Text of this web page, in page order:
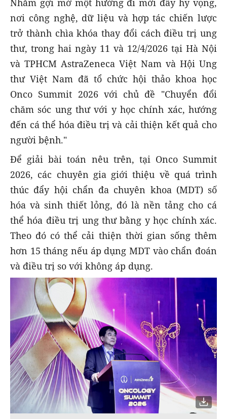
Nhằm gợi mở một hướng đi mới đầy hy vọng,
nơi công nghệ, dữ liệu và hợp tác chiến lược
trở thành chìa khóa thay đổi cách điều trị ung
thư, trong hai ngày 11 và 12/4/2026 tại Hà Nội
và TPHCM AstraZeneca Việt Nam và Hội Ung
thư Việt Nam đã tổ chức hội thảo khoa học
Onco Summit 2026 với chủ đề "Chuyển đổi
chăm sóc ung thư với y học chính xác, hướng
đến cá thể hóa điều trị và cải thiện kết quả cho
người bệnh."
Để giải bài toán nêu trên, tại Onco Summit
2026, các chuyên gia giới thiệu về quá trình
thúc đẩy hội chẩn đa chuyên khoa (MDT) số
hóa và sinh thiết lỏng, đó là nền tảng cho cá
thể hóa điều trị ung thư bằng y học chính xác.
Theo đó có thể cải thiện thời gian sống thêm
hơn 15 tháng nếu áp dụng MDT vào chẩn đoán
và điều trị so với không áp dụng.